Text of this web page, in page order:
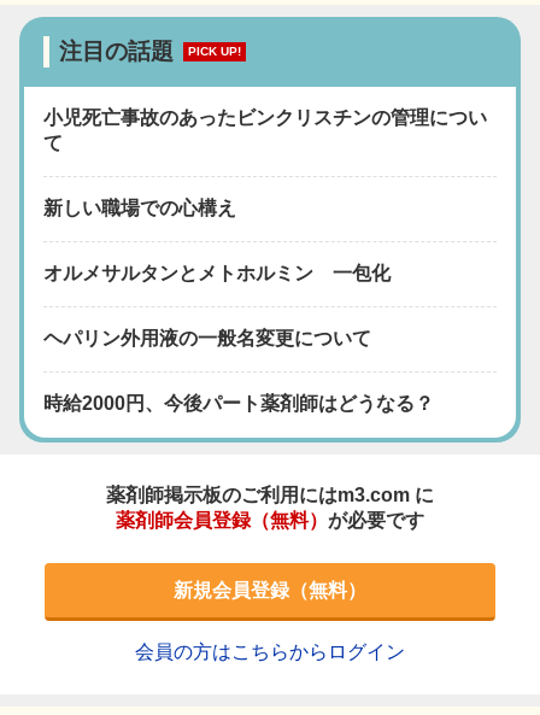
注目の話題 PICK UP!
小児死亡事故のあったビンクリスチンの管理につい
て
新しい職場での心構え
オルメサルタンとメトホルミン 一包化
ヘパリン外用液の一般名変更について
時給2000円、今後パート薬剤師はどうなる？
薬剤師掲示板のご利用にはm3.com に
薬剤師会員登録（無料） が必要です
新規会員登録（無料）
会員の方はこちらからログイン